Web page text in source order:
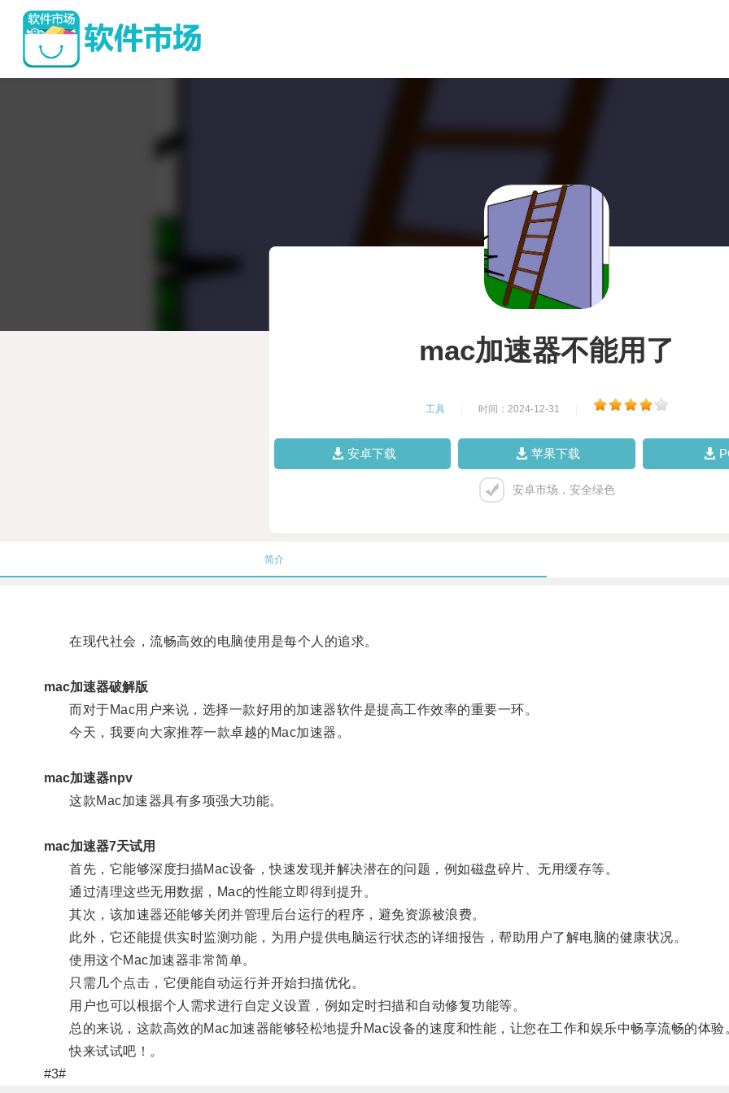
mac加速器不能用了
工具 时间：2024-12-31
安卓下载 苹果下载
安卓市场，安全绿色
简介
在现代社会，流畅高效的电脑使用是每个人的追求。
mac加速器破解版
而对于Mac用户来说，选择一款好用的加速器软件是提高工作效率的重要一环。
今天，我要向大家推荐一款卓越的Mac加速器。
mac加速器npv
这款Mac加速器具有多项强大功能。
mac加速器7天试用
首先，它能够深度扫描Mac设备，快速发现并解决潜在的问题，例如磁盘碎片、无用缓存等。
通过清理这些无用数据，Mac的性能立即得到提升。
其次，该加速器还能够关闭并管理后台运行的程序，避免资源被浪费。
此外，它还能提供实时监测功能，为用户提供电脑运行状态的详细报告，帮助用户了解电脑的健康状况。
使用这个Mac加速器非常简单。
只需几个点击，它便能自动运行并开始扫描优化。
用户也可以根据个人需求进行自定义设置，例如定时扫描和自动修复功能等。
总的来说，这款高效的Mac加速器能够轻松地提升Mac设备的速度和性能，让您在工作和娱乐中畅享流畅的体验
快来试试吧！。
#3#